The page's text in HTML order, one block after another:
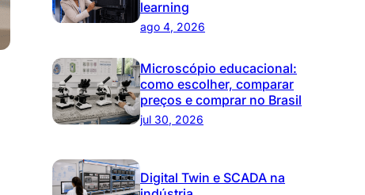
learning
ago 4, 2026
Microscópio educacional:
como escolher, comparar
preços e comprar no Brasil
jul 30, 2026
Digital Twin e SCADA na